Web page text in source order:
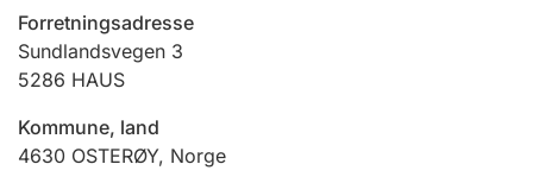
Jeger
Forretningsadresse
Sundlandsvegen 3
5286 HAUS
Kommune, land
4630 OSTERØY, Norge